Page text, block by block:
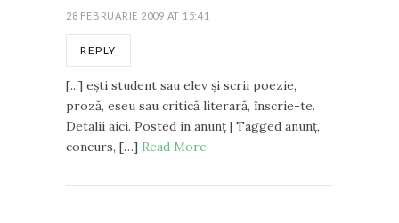
28 FEBRUARIE 2009 AT 15:41
REPLY
[...] eşti student sau elev şi scrii poezie,
proză, eseu sau critică literară, înscrie-te.
Detalii aici. Posted in anunţ | Tagged anunţ,
concurs, […] Read More